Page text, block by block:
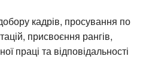
кадрів, просування по
присвоєння рангів,
праці та відповідальності